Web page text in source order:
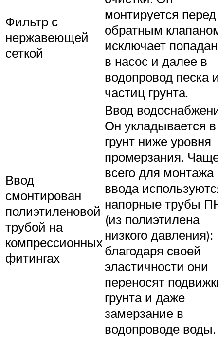
Фильтр с
нержавеющей
сеткой
монтируется перед
обратным
исключает
в насос и далее в
водопровод песка
частиц грунта.
Ввод
смонтирован
полиэтиленовой
трубой на
компрессионных
фитингах
Ввод
Он укладывается в
грунт ниже уровня
промерзания.
всего для монтажа
ввода
напорные трубы
(из полиэтилена
низкого давления):
благодаря своей
эластичности они
переносят
грунта и даже
замерзание в
водопроводе воды.